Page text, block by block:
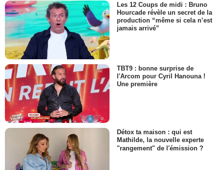
Les 12 Coups de midi : Bruno
Hourcade révèle un secret de la
production “même si cela n’est
jamais arrivé”
TBT9 : bonne surprise de
l'Arcom pour Cyril Hanouna !
Une première
Détox ta maison : qui est
Mathilde, la nouvelle experte
"rangement" de l'émission ?